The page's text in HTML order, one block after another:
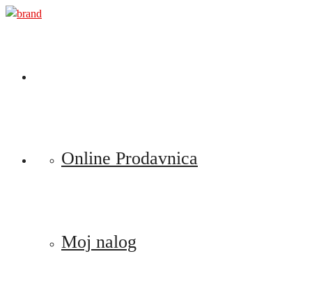
Preskoči
Online Prodavnica
Moj nalog